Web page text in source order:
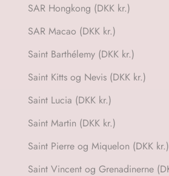
SAR Hongkong (DKK kr.)
SAR Macao (DKK kr.)
Saint Barthélemy (DKK kr.)
Saint Kitts og Nevis (DKK kr.)
Saint Lucia (DKK kr.)
Saint Martin (DKK kr.)
Saint Pierre og Miquelon (DKK kr.)